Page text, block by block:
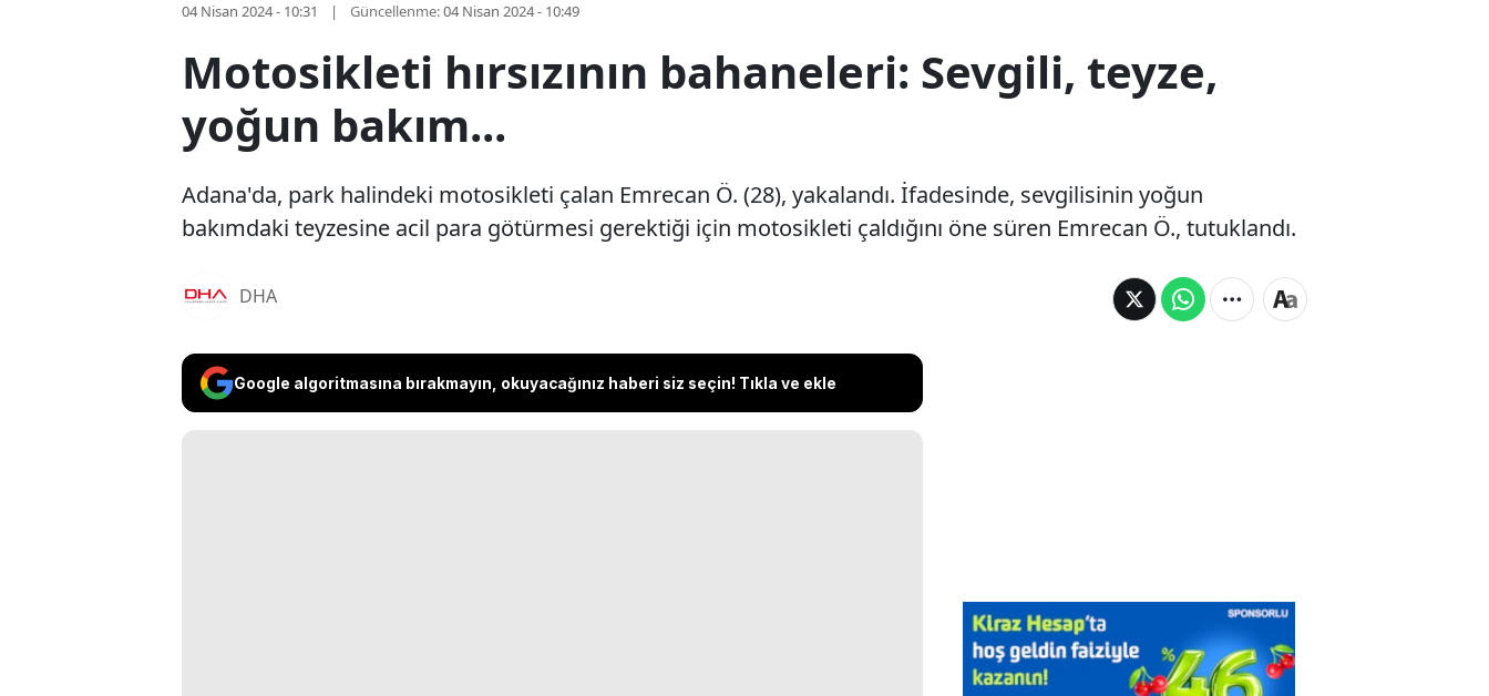
04 Nisan 2024 - 10:31 Güncellenme:04 Nisan 2024 - 10:49
Motosikleti hırsızının bahaneleri: Sevgili, teyze,
yoğun bakım...
Adana'da, park halindeki motosikleti çalan Emrecan Ö. (28), yakalandı. İfadesinde, sevgilisinin yoğun
bakımdaki teyzesine acil para götürmesi gerektiği için motosikleti çaldığını öne süren Emrecan Ö., tutuklandı.
DHA
Google algoritmasına bırakmayın, okuyacağınız haberi siz seçin! Tıkla ve ekle